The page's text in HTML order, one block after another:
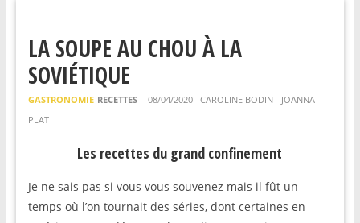
LA SOUPE AU CHOU À LA
SOVIÉTIQUE
GASTRONOMIE RECETTES 08/04/2020
CAROLINE BODIN - JOANNA
PLAT
Les recettes du grand confinement
Je ne sais pas si vous vous souvenez mais il fût un
temps où l’on tournait des séries, dont certaines en